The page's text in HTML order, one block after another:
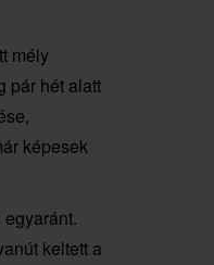
mély
pár hét alatt
képesek
keltett a